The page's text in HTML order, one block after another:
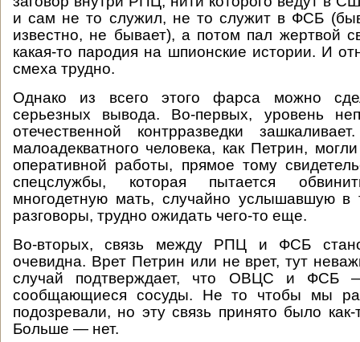
и сам не то служил, не то служит в ФСБ
известно, не бывает), а потом пал жертвой
какая-то пародия на шпионские истории. И
смеха трудно.
Однако из всего этого фарса можно
серьезных вывода. Во-первых, уровень
отечественной контрразведки
малоадекватного человека, как Петрин,
оперативной работы, прямое тому
спецслужбы, которая пытается
многодетную мать, случайно услышавшую в
разговоры, трудно ожидать чего-то еще.
Во-вторых, связь между РПЦ и ФСБ
очевидна. Врет Петрин или не врет, тут
случай подтверждает, что ОВЦС и ФСБ
сообщающиеся сосуды. Не то чтобы мы
подозревали, но эту связь принято было
Больше — нет.